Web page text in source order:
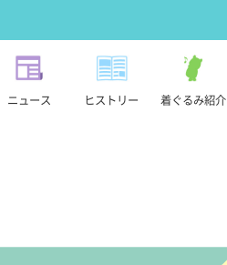
ニュース ヒストリー 着ぐるみ紹介